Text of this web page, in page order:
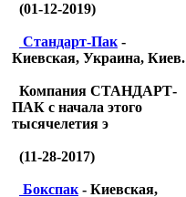
(01-12-2019)
Стандарт-Пак -
Киевская, Украина, Киев.
Компания СТАНДАРТ-
ПАК с начала этого
тысячелетия э
(11-28-2017)
Бокспак - Киевская,